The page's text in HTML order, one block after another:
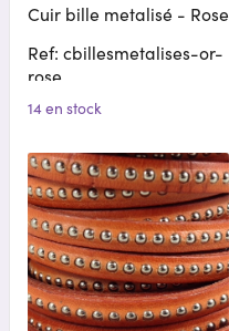
Cuir bille metalisé - Rose
Ref: cbillesmetalises-or-
rose
14 en stock